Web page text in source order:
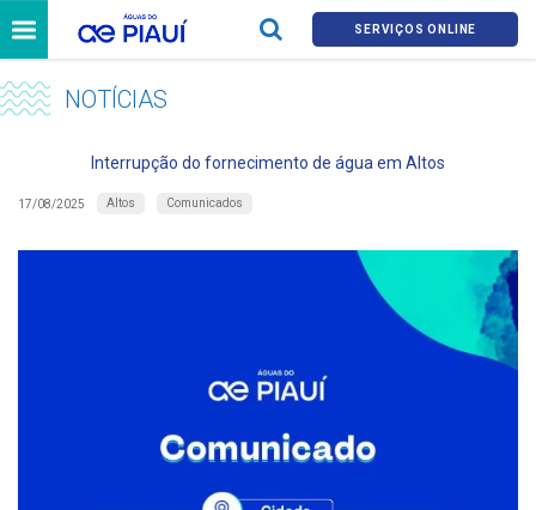
SERVIÇOS ONLINE
NOTÍCIAS
Interrupção do fornecimento de água em Altos
17/08/2025 Altos Comunicados